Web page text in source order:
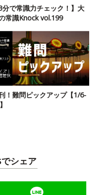
3分で常識力チェック！】大
常識Knock vol.199
！難問ピックアップ【1/6-
シェア